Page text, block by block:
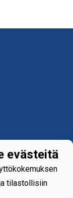
evästeitä
tilastollisiin